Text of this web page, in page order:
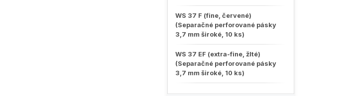
WS 37 F (fine, červené)
(Separačné perforované pásky
3,7 mm široké, 10 ks)
WS 37 EF (extra-fine, žlté)
(Separačné perforované pásky
3,7 mm široké, 10 ks)